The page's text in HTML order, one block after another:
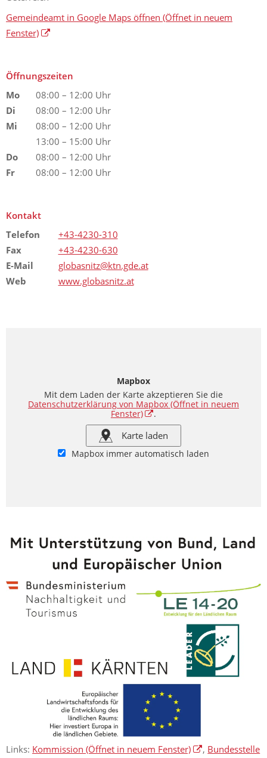
Gemeindeamt in Google Maps öffnen (Öffnet in neuem
Fenster)
Öffnungszeiten
Mo
08:00 – 12:00 Uhr
Di
08:00 – 12:00 Uhr
Mi
08:00 – 12:00 Uhr
13:00 – 15:00 Uhr
Do
08:00 – 12:00 Uhr
Fr
08:00 – 12:00 Uhr
Kontakt
Telefon
+43-4230-310
Fax
+43-4230-630
E-Mail
globasnitz@ktn.gde.at
Web
www.globasnitz.at
Mapbox
Mit dem Laden der Karte akzeptieren Sie die
Datenschutzerklärung von Mapbox (Öffnet in neuem
Fenster)
.
Karte laden
Mapbox immer automatisch laden
Links: Kommission (Öffnet in neuem Fenster) , Bundesstelle